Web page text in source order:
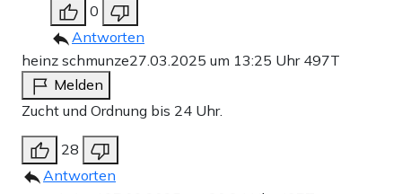
0
Antworten
heinz schmunze27.03.2025 um 13:25 Uhr 497T
Melden
Zucht und Ordnung bis 24 Uhr.
28
Antworten